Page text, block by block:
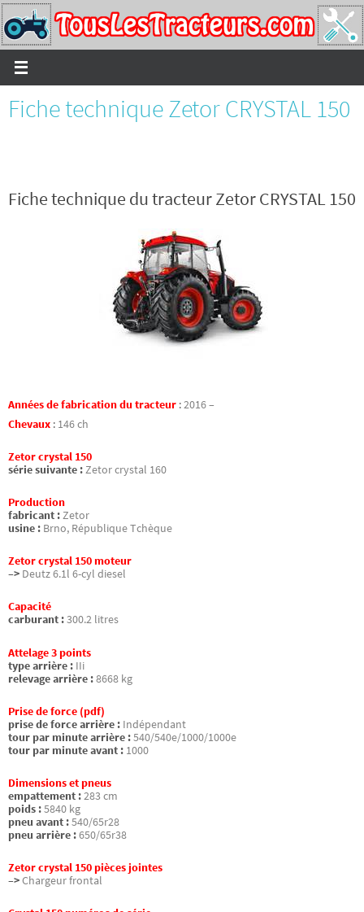
Passer
vers
le
contenu
Fiche technique Zetor CRYSTAL 150
Fiche technique du tracteur Zetor CRYSTAL 150
Années de fabrication du tracteur :2016 –
Chevaux : 146 ch
Zetor crystal 150
série suivante :Zetor crystal 160
Production
fabricant :Zetor
usine : Brno, République Tchèque
Zetor crystal 150 moteur
–> Deutz 6.1l 6-cyl diesel
Capacité
carburant :300.2 litres
Attelage 3 points
type arrière : IIi
relevage arrière :8668 kg
Prise de force (pdf)
prise de force arrière : Indépendant
tour par minute arrière :540/540e/1000/1000e
tour par minute avant : 1000
Dimensions et pneus
empattement :283 cm
poids :5840 kg
pneu avant :540/65r28
pneu arrière :650/65r38
Zetor crystal 150 pièces jointes
–>Chargeur frontal